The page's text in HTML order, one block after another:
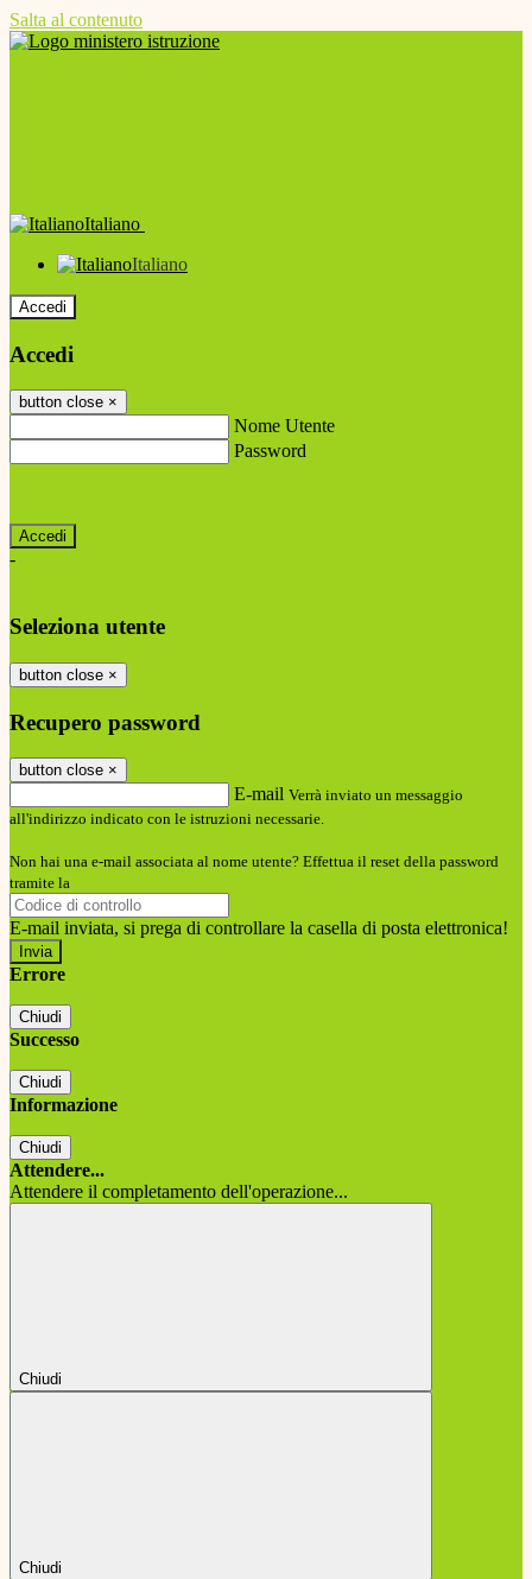
Salta al contenuto
Italiano
Italiano
Accedi
Accedi
button close ×
Nome Utente
Password
-
Seleziona utente
button close ×
Recupero password
button close ×
E-mail Verrà inviato un messaggio
all'indirizzo indicato con le istruzioni necessarie.
Non hai una e-mail associata al nome utente? Effettua il reset della password
tramite la
E-mail inviata, si prega di controllare la casella di posta elettronica!
Errore
Chiudi
Successo
Chiudi
Informazione
Chiudi
Attendere...
Attendere il completamento dell'operazione...
Chiudi
Chiudi